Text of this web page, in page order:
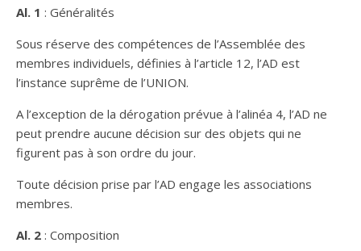
Al. 1 : Généralités
Sous réserve des compétences de l’Assemblée des
membres individuels, définies à l’article 12, l’AD est
l’instance suprême de l’UNION.
A l’exception de la dérogation prévue à l’alinéa 4, l’AD ne
peut prendre aucune décision sur des objets qui ne
figurent pas à son ordre du jour.
Toute décision prise par l’AD engage les associations
membres.
Al. 2 : Composition